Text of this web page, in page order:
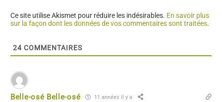
Ce site utilise Akismet pour réduire les indésirables. En savoir plus
sur la façon dont les données de vos commentaires sont traitées.
24 COMMENTAIRES
Belle-osé Belle-osé 11 années il y a